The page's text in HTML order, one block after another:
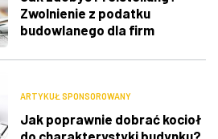
Zwolnienie z podatku
budowlanego dla firm
ARTYKUŁ SPONSOROWANY
Jak poprawnie dobrać kocioł
do charakterystyki budynku?